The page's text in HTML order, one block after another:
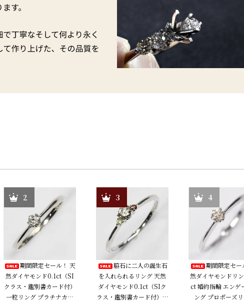
2
期間限定セール！ 天
然ダイヤモンド0.1ct（SI
クラス・鑑別書カード付）
一粒リング プラチナカラ
3
脇石に二人の誕生石
を入れられるリング 天然
ダイヤモンド0.1ct（SIク
ラス・鑑別書カード付）＋
4
期間限定セー
然ダイヤモンドリ
ct 婚約指輪 エンゲ
ング プロポーズ